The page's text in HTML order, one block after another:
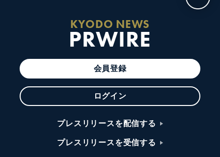
KYODO NEWS
PRWIRE
会員登録
ログイン
プレスリリースを配信する
プレスリリースを受信する